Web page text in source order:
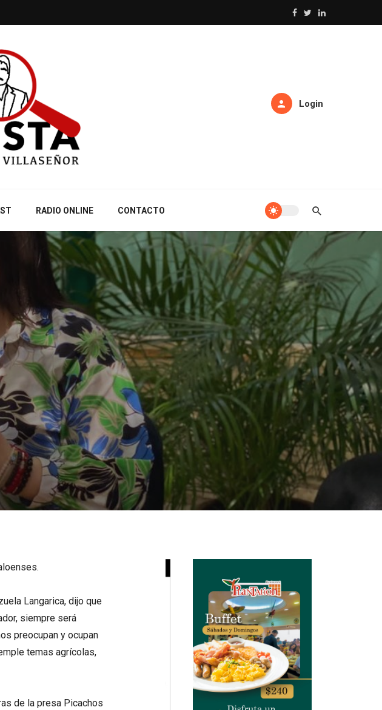
Login
RADIO ONLINE CONTACTO
Langarica, dijo que
siempre será
preocupan y ocupan
temas agrícolas,
de la presa Picachos